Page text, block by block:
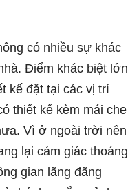
có nhiều sự khác
Điểm khác biệt lớn
kế đặt tại các vị trí
thiết kế kèm mái che
Vì ở ngoài trời nên
lại cảm giác thoáng
gian lãng đãng